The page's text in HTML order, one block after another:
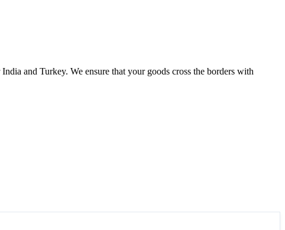
and Turkey. We ensure that your goods cross the borders with